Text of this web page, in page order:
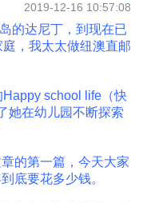
2019-12-16 10:57:08
的达尼丁，到现在已
，我太太做纽澳直邮
school life（快
她在幼儿园不断探索
的第一篇，今天大家
底要花多少钱。